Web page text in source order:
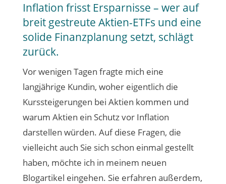
Inflation frisst Ersparnisse – wer auf
breit gestreute Aktien-ETFs und eine
solide Finanzplanung setzt, schlägt
zurück.
Vor wenigen Tagen fragte mich eine
langjährige Kundin, woher eigentlich die
Kurssteigerungen bei Aktien kommen und
warum Aktien ein Schutz vor Inflation
darstellen würden. Auf diese Fragen, die
vielleicht auch Sie sich schon einmal gestellt
haben, möchte ich in meinem neuen
Blogartikel eingehen. Sie erfahren außerdem,